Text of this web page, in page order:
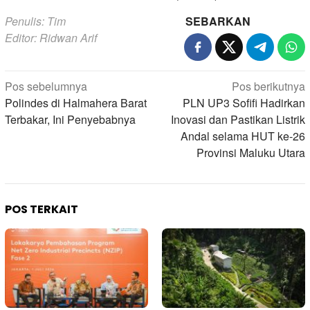
Penulis: Tim
Editor: Ridwan Arif
SEBARKAN
Navigasi
pos
Pos sebelumnya
Polindes di Halmahera Barat
Terbakar, Ini Penyebabnya
Pos berikutnya
PLN UP3 Sofifi Hadirkan
Inovasi dan Pastikan Listrik
Andal selama HUT ke-26
Provinsi Maluku Utara
POS TERKAIT